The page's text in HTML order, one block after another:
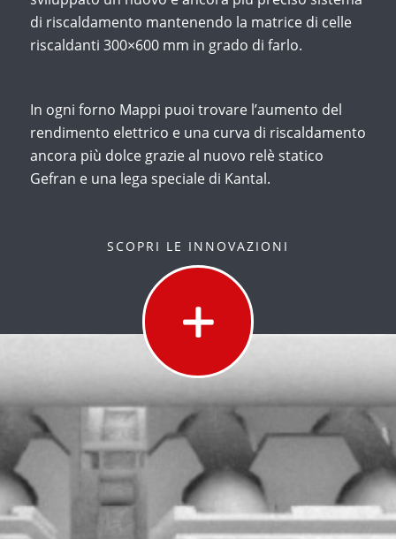
di riscaldamento mantenendo la matrice di celle
riscaldanti 300×600 mm in grado di farlo.
In ogni forno Mappi puoi trovare l’aumento del
rendimento elettrico e una curva di riscaldamento
ancora più dolce grazie al nuovo relè statico
Gefran e una lega speciale di Kantal.
SCOPRI LE INNOVAZIONI